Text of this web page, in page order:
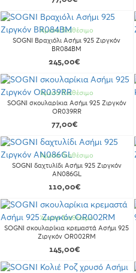
Άμεσα διαθέσιμο
SOGNI Βραχιόλι Ασήμι 925 Ζιργκόν
BR084BM
245,00€
Άμεσα διαθέσιμο
SOGNI σκουλαρίκια Ασήμι 925 Ζιργκόν
OR039RR
77,00€
Άμεσα διαθέσιμο
SOGNI δαχτυλίδι Ασήμι 925 Ζιργκόν
AN086GL
110,00€
Άμεσα διαθέσιμο
SOGNI σκουλαρίκια κρεμαστά Ασήμι 925
Ζιργκόν OR002RM
145,00€